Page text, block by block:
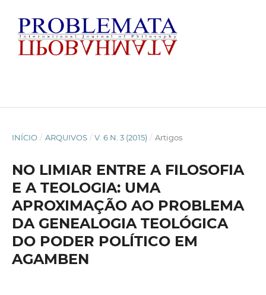
INÍCIO / ARQUIVOS / V. 6 N. 3 (2015) / Artigos
NO LIMIAR ENTRE A FILOSOFIA
E A TEOLOGIA: UMA
APROXIMAÇÃO AO PROBLEMA
DA GENEALOGIA TEOLÓGICA
DO PODER POLÍTICO EM
AGAMBEN